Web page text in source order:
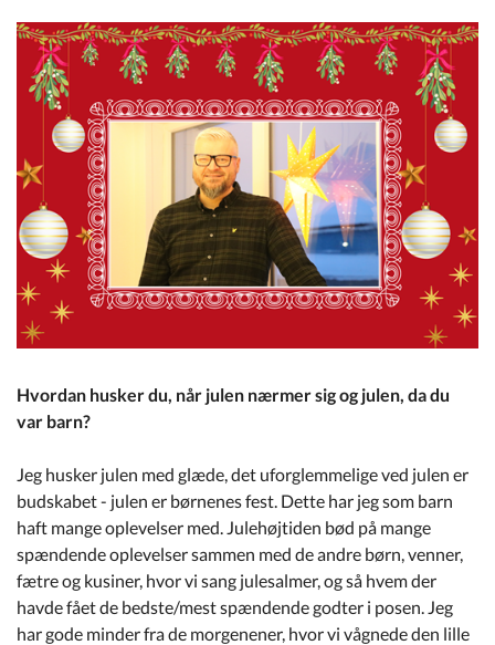
Selvbetjening
Kommuneplan
Om Kommunen
Hvordan husker du, når julen nærmer sig og julen, da du
var barn?
Jeg husker julen med glæde, det uforglemmelige ved julen er
budskabet - julen er børnenes fest. Dette har jeg som barn
haft mange oplevelser med. Julehøjtiden bød på mange
spændende oplevelser sammen med de andre børn, venner,
fætre og kusiner, hvor vi sang julesalmer, og så hvem der
havde fået de bedste/mest spændende godter i posen. Jeg
har gode minder fra de morgenener, hvor vi vågnede den lille